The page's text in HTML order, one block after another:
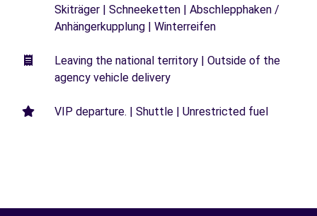
Skiträger | Schneeketten | Abschlepphaken /
Anhängerkupplung | Winterreifen
Leaving the national territory | Outside of the
agency vehicle delivery
VIP departure. | Shuttle | Unrestricted fuel